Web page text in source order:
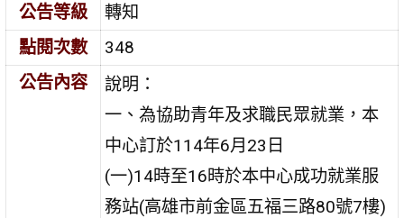
公告等級
轉知
點閱次數
348
公告內容
說明：
一、為協助青年及求職民眾就業，本
中心訂於114年6月23日
(一)14時至16時於本中心成功就業服
務站(高雄市前金區五福三路80號7樓)